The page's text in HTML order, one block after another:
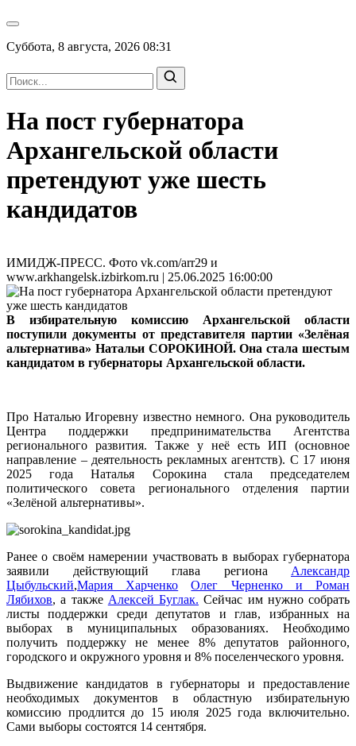
Суббота, 8 августа, 2026 08:31
На пост губернатора
Архангельской области
претендуют уже шесть
кандидатов
ИМИДЖ-ПРЕСС. Фото vk.com/arr29 и
www.arkhangelsk.izbirkom.ru | 25.06.2025 16:00:00
В избирательную комиссию Архангельской области
поступили документы от представителя партии «Зелёная
альтернатива» Натальи СОРОКИНОЙ. Она стала шестым
кандидатом в губернаторы Архангельской области.
Про Наталью Игоревну известно немного. Она руководитель
Центра поддержки предпринимательства Агентства
регионального развития. Также у неё есть ИП (основное
направление – деятельность рекламных агентств). С 17 июня
2025 года Наталья Сорокина стала председателем
политического совета регионального отделения партии
«Зелёной альтернативы».
Ранее о своём намерении участвовать в выборах губернатора
заявили действующий глава региона Александр
Цыбульский,Мария Харченко
Олег Черненко и Роман
Лябихов, а также Алексей Буглак. Сейчас им нужно собрать
листы поддержки среди депутатов и глав, избранных на
выборах в муниципальных образованиях. Необходимо
получить поддержку не менее 8% депутатов районного,
городского и окружного уровня и 8% поселенческого уровня.
Выдвижение кандидатов в губернаторы и предоставление
необходимых документов в областную избирательную
комиссию продлится до 15 июля 2025 года включительно.
Сами выборы состоятся 14 сентября.